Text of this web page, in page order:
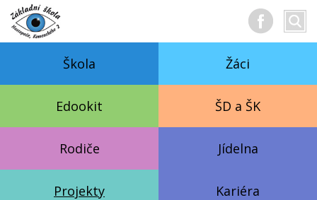
text
Škola Žáci
Edookit ŠD a ŠK
Rodiče Jídelna
Projekty Kariéra